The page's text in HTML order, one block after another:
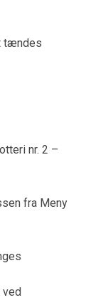
tændes
nr. 2 –
fra Meny